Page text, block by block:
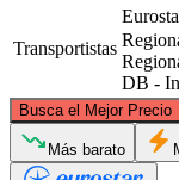
Transportistas
DB -
Busca el Mejor Precio
Más barato